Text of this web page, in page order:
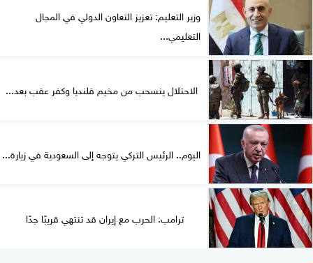
وزير التعليم: تعزيز التعاون الدولي في المجال
التعليمي...
الاحتلال ينسحب من مخيم قلنديا وكفر عقب بعد...
اليوم.. الرئيس التركي يتوجه إلى السعودية في زيارة...
ترامب: الحرب مع إيران قد تنتهي قريبًا جدًا